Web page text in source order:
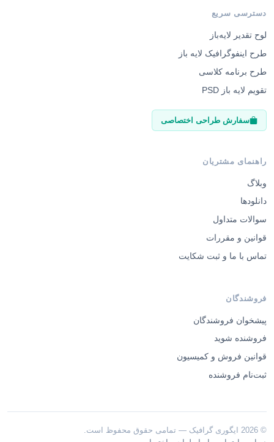
دسترسی سریع
لوح تقدیر لایه‌باز
طرح اینفوگرافیک لایه باز
طرح برنامه کلاسی
تقویم لایه باز PSD
سفارش طراحی اختصاصی
راهنمای مشتریان
وبلاگ
دانلودها
سوالات متداول
قوانین و مقررات
تماس با ما و ثبت شکایت
فروشندگان
پیشخوان فروشندگان
فروشنده شوید
قوانین فروش و کمیسیون
ثبت‌نام فروشنده
© 2026 ایگوری گرافیک — تمامی حقوق محفوظ است.